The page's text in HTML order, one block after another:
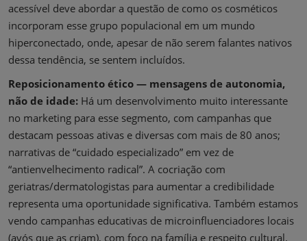
acessível deve abordar a questão de como os cosméticos
incorporam esse grupo populacional em um mundo
hiperconectado, onde, apesar de não serem falantes nativos
dessa tendência, se sentem incluídos.
Reposicionamento ético — mensagens de autonomia,
não de idade: Há um desenvolvimento muito interessante
no marketing para esse segmento, com campanhas que
destacam pessoas ativas e diversas com mais de 80 anos;
narrativas de “cuidado especializado” em vez de
“antienvelhecimento radical”. A cocriação com
geriatras/dermatologistas para aumentar a credibilidade
representa uma oportunidade significativa. Também estamos
vendo campanhas educativas de microinfluenciadores locais
(avós que as criam), com foco na família e respeito cultural.